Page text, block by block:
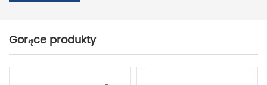
Gorące produkty